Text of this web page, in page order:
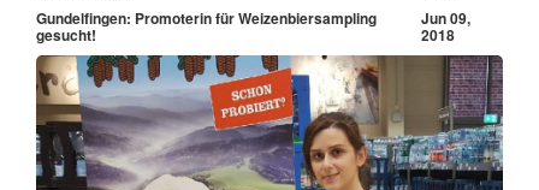
Gundelfingen: Promoterin für Weizenbiersampling
gesucht!
Jun 09,
2018